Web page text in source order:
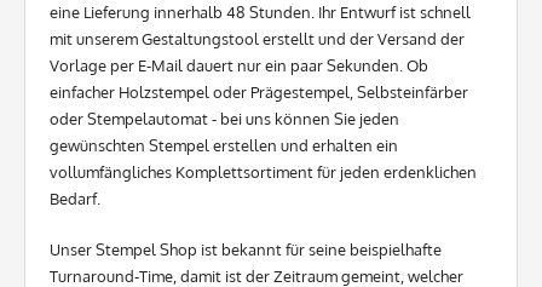
eine Lieferung innerhalb 48 Stunden. Ihr Entwurf ist schnell
mit unserem Gestaltungstool erstellt und der Versand der
Vorlage per E-Mail dauert nur ein paar Sekunden. Ob
einfacher Holzstempel oder Prägestempel, Selbsteinfärber
oder Stempelautomat - bei uns können Sie jeden
gewünschten Stempel erstellen und erhalten ein
vollumfängliches Komplettsortiment für jeden erdenklichen
Bedarf.
Unser Stempel Shop ist bekannt für seine beispielhafte
Turnaround-Time, damit ist der Zeitraum gemeint, welcher